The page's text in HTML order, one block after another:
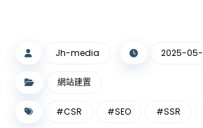
Jh-media 2025-
網站建置
#CSR #SEO #SSR